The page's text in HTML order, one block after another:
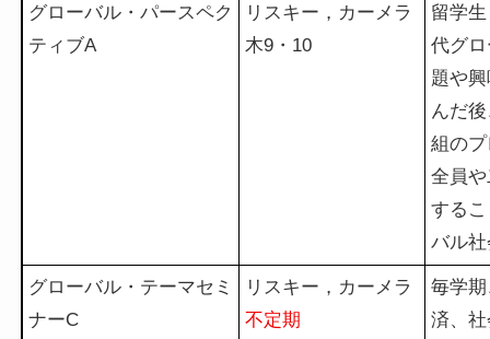
グローバル・パースペク
ティブA
リスキー，カーメラ
木9・10
留学
代グ
題や
んだ
組の
全員
する
バル
グローバル・テーマセミ
ナーC
リスキー，カーメラ
不定期
毎学
済、